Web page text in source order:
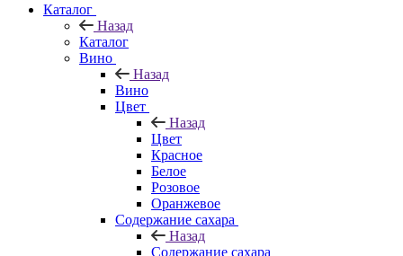
Каталог
Назад
Каталог
Вино
Назад
Вино
Цвет
Назад
Цвет
Красное
Белое
Розовое
Оранжевое
Содержание сахара
Назад
Содержание сахара